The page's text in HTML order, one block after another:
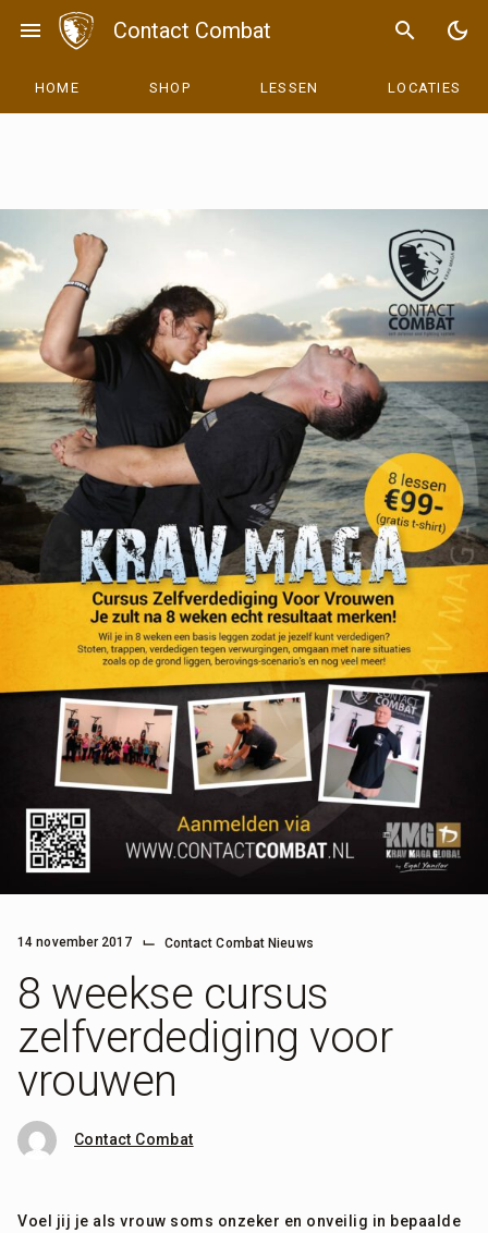
menu Contact Combat search dark_mode
HOME SHOP LESSEN LOCATIES
14 november 2017 ⌙ Contact Combat Nieuws
8 weekse cursus
zelfverdediging voor
vrouwen
Contact Combat
Voel jij je als vrouw soms onzeker en onvei­lig in bepaalde